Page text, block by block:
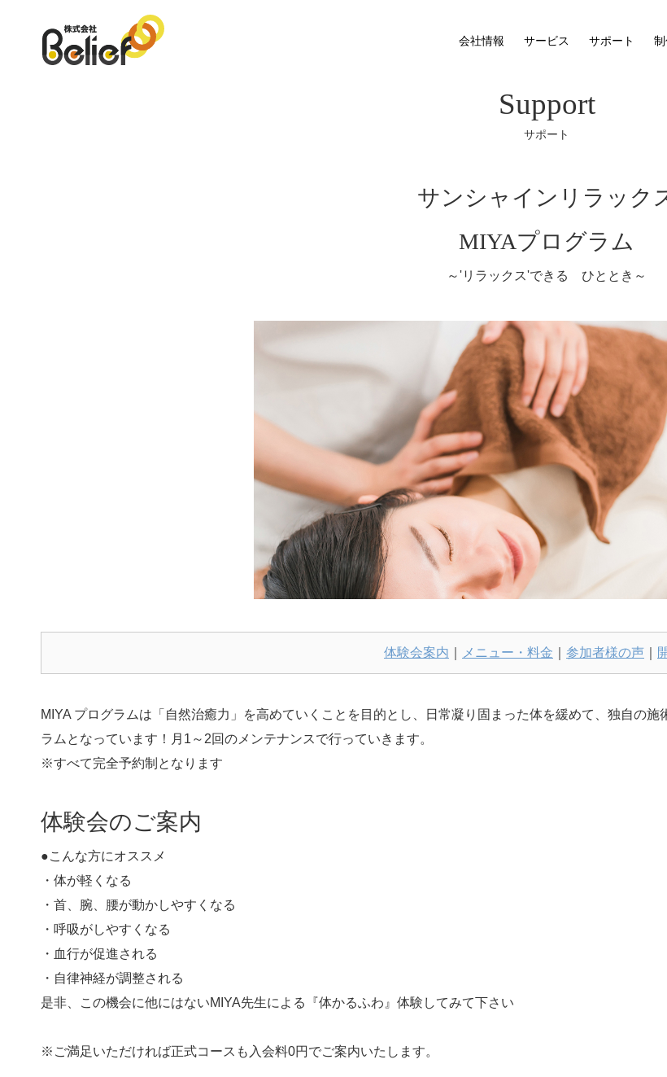
会社情報 サービス サポート
Support
サポート
サンシャインリラック
MIYAプログラム
～'リラックス'できる ひととき～
体験会案内 メニュー・料金 参加者様の声
MIYA プログラムは「自然治癒力」を高めていくことを目的とし、日常凝り固まった体を緩めて、独自の
ラムとなっています！月1～2回のメンテナンスで行っていきます。
※すべて完全予約制となります
体験会のご案内
●こんな方にオススメ
・体が軽くなる
・首、腕、腰が動かしやすくなる
・呼吸がしやすくなる
・血行が促進される
・自律神経が調整される
是非、この機会に他にはないMIYA先生による『体かるふわ』体験してみて下さい
※ご満足いただければ正式コースも入会料0円でご案内いたします。